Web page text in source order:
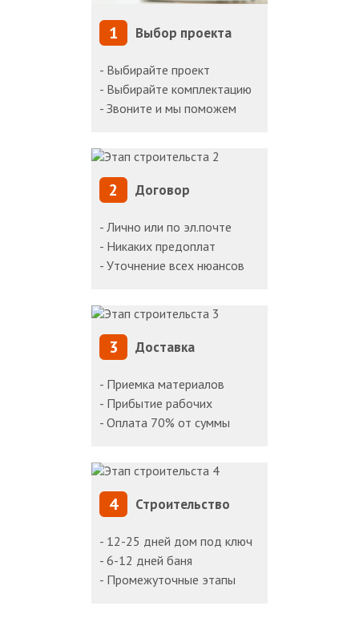
1 Выбор проекта
- Выбирайте проект
- Выбирайте комплектацию
- Звоните и мы поможем
2 Договор
- Лично или по эл.почте
- Никаких предоплат
- Уточнение всех нюансов
3 Доставка
- Приемка материалов
- Прибытие рабочих
- Оплата 70% от суммы
4 Строительство
- 12-25 дней дом под ключ
- 6-12 дней баня
- Промежуточные этапы